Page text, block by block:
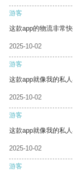
游客
这款app的物流非常
2025-10-02
游客
这款app就像我的私
2025-10-02
游客
这款app就像我的私
2025-10-02
游客